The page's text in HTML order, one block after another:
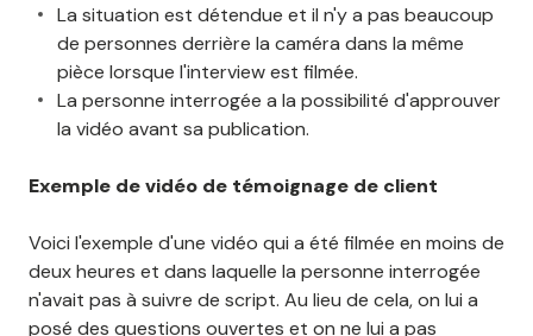
La situation est détendue et il n'y a pas beaucoup
de personnes derrière la caméra dans la même
pièce lorsque l'interview est filmée.
La personne interrogée a la possibilité d'approuver
la vidéo avant sa publication.
Exemple de vidéo de témoignage de client
Voici l'exemple d'une vidéo qui a été filmée en moins de
deux heures et dans laquelle la personne interrogée
n'avait pas à suivre de script. Au lieu de cela, on lui a
posé des questions ouvertes et on ne lui a pas